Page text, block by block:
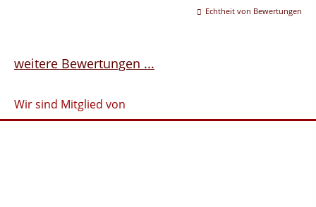
Echtheit von Bewertungen
weitere Bewertungen ...
Wir sind Mitglied von